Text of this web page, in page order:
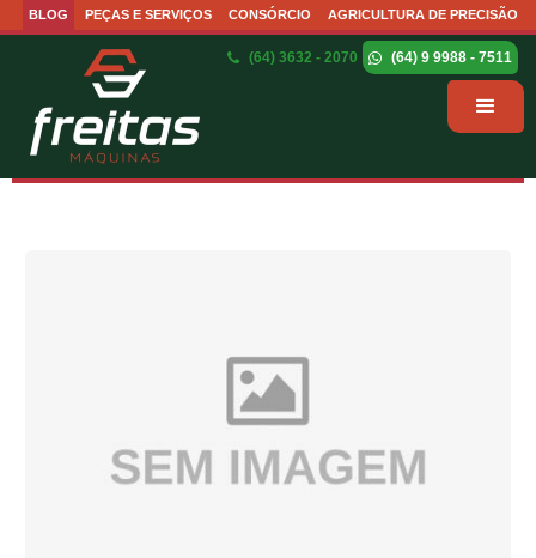
BLOG PEÇAS E SERVIÇOS CONSÓRCIO AGRICULTURA DE PRECISÃO
(64) 3632 - 2070 (64) 9 9988 - 7511